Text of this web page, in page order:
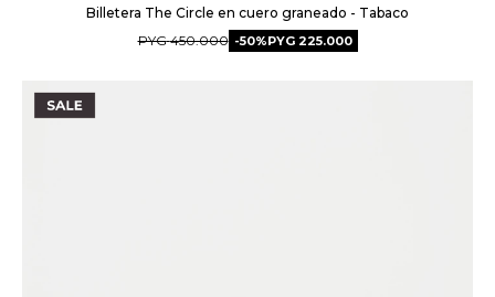
Billetera The Circle en cuero graneado - Tabaco
PYG 450.000 50 PYG 225.000